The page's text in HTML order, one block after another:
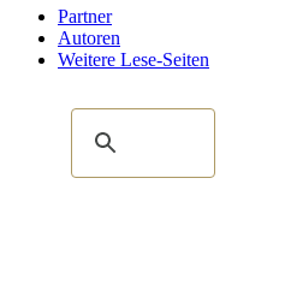
Partner
Autoren
Weitere Lese-Seiten